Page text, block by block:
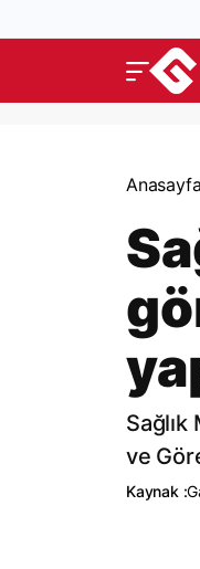
Anasayfa
Sağlık
ve
Kaynak :